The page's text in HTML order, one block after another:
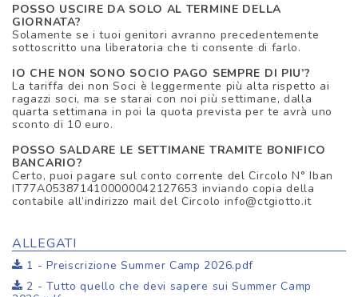
POSSO USCIRE DA SOLO AL TERMINE DELLA
GIORNATA?
Solamente se i tuoi genitori avranno precedentemente
sottoscritto una liberatoria che ti consente di farlo.
IO CHE NON SONO SOCIO PAGO SEMPRE DI PIU’?
La tariffa dei non Soci è leggermente più alta rispetto ai
ragazzi soci, ma se starai con noi più settimane, dalla
quarta settimana in poi la quota prevista per te avrà uno
sconto di 10 euro.
POSSO SALDARE LE SETTIMANE TRAMITE BONIFICO
BANCARIO?
Certo, puoi pagare sul conto corrente del Circolo N° Iban
IT77A0538714100000042127653 inviando copia della
contabile all’indirizzo mail del Circolo info@ctgiotto.it
ALLEGATI
1 - Preiscrizione Summer Camp 2026.pdf
2 - Tutto quello che devi sapere sui Summer Camp